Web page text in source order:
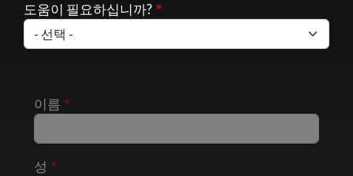
도움이 필요하십니까?
이름
성